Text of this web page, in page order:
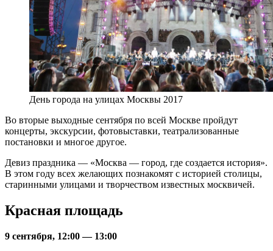
День города на улицах Москвы 2017
Во вторые выходные сентября по всей Москве пройдут
концерты, экскурсии, фотовыставки, театрализованные
постановки и многое другое.
Девиз праздника — «Москва — город, где создается история».
В этом году всех желающих познакомят с историей столицы,
старинными улицами и творчеством известных москвичей.
Красная площадь
9 сентября, 12:00 — 13:00